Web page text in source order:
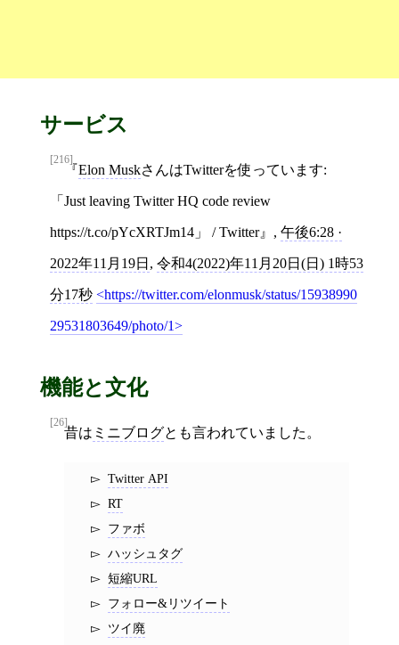
サービス
[216]
Elon MuskさんはTwitterを使っています:
「Just leaving Twitter HQ code review
https://t.co/pYcXRTJm14」 / Twitter , 午後6:28 ·
2022年11月19日 , 令和4(2022)年11月20日(日) 1時53
分17秒 https://twitter.com/elonmusk/status/15938990
29531803649/photo/1
機能と文化
[26]
昔は ミニブログとも言われていました。
Twitter API
RT
ファボ
ハッシュタグ
短縮URL
フォロー&リツイート
ツイ廃